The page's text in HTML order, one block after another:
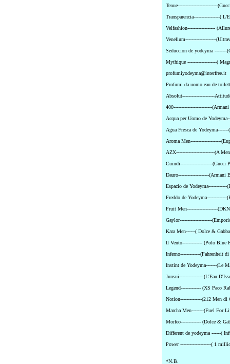
Tenue--------------------------
Transparencia-----------------(
Velfashion------------------
Venelium--------------------
Seduccion de yodeyma --------
Mythique -------------------(
profumiyodeyma@interfree.it
Profumi da uomo eau de
Absolut---------------------
400-------------------------
Acqua per Uomo de
Agua Fresca de
Aroma Men--------------------
AZX-------------------------(A
Cuindi---------------------(Gucci
Dauro--------------------(Armani
Espacio de
Freddo de Yodeyma-------------
Fruit Men--------------------
Gaylor---------------------
Kara Men------( Dolce &
Il Vento------------- (Polo Blue
Inferno-------------(Fahrenheit
Instint de Yodeyma-------(Le
Junsui----------------(L'Eau
Legend------------- (XS Paco
Notion--------------(212 Men di
Marcha Men--------(Fuel For
Morfeo------------- (Dolce &
Different de yodeyma ------(
Power --------------------( 1
*N.B.